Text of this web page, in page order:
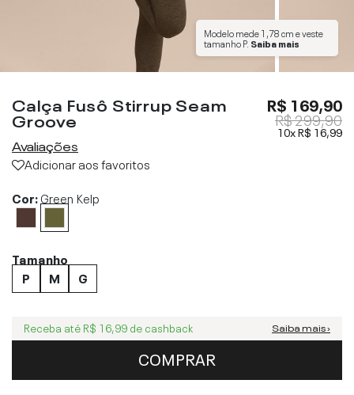
Modelo mede1,78 cme veste
tamanhoP. Saiba mais
Calça Fusô Stirrup Seam
Groove
Avaliações
Adicionar aos favoritos
R$ 169,90
R$ 299,90
10xR$ 16,99
Cor:Green Kelp
Tamanho
P
M G
Receba até R$ 16,99 de cashback Saiba mais ›
COMPRAR